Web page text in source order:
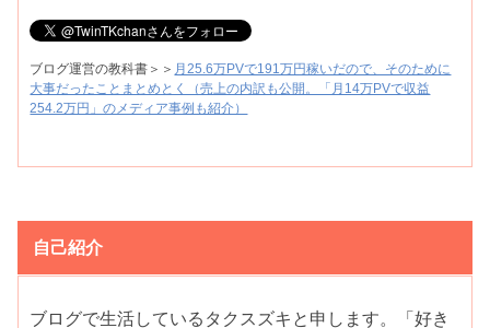
ブログ運営の教科書＞＞ 月25.6万PVで191万円稼いだので、そのために
大事だったことまとめとく（売上の内訳も公開。「月14万PVで収益
254.2万円」のメディア事例も紹介）
自己紹介
ブログで生活しているタクスズキと申します。「好き